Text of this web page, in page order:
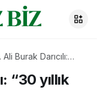
Burak Darıcılı:
güvenlik zafiyeti”
“30 yıllık